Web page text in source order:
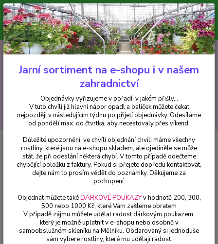
Minimální hodnota pro odeslání z e-shopu je 300 Kč.
V tuto chvíli již hlavní nápor objednávek opadl a balíček můžete čekat
nejpozději v následujícím týdnu po přijetí objednávky. Objednávky
vyřizujeme v pořadí, v jakém přišly...
CZK
Hledat
+420 602 223 614 0ks
za0 Kč
Pelargonie
Pelergónium peltátum Apricot (Apricot muškát převislý)
- cena na prodejně
Pelergónium peltátum Apricot
(Apricot muškát převislý) - cena
na prodejně
Jarní sortiment na e-shopu i v našem
zahradnictví
Objednávky vyřizujeme v pořadí, v jakém přišly...
V tuto chvíli již hlavní nápor opadl a balíček můžete čekat
nejpozději v následujícím týdnu po přijetí objednávky. Odesíláme
od pondělí max. do čtvrtka, aby necestovaly přes víkend.
Důležité upozornění: ve chvíli objednání chvíli máme všechny
rostliny, které jsou na e-shopu skladem, ale ojediněle se může
stát, že při odeslání některá chybí. V tomto případě odečteme
chybějící položku z faktury. Pokud si přejete dopředu kontaktovat,
dejte nám to prosím vědět do poznámky. Děkujeme za
pochopení.
Objednat můžete takéDÁRKOVÉ POUKAZYv hodnotě 200, 300,
500 nebo 1000 Kč, které Vám zašleme obratem
V případě zájmu můžete udělat radost dárkovým poukazem,
který je možné uplatnit v e-shopu nebo osobně v
samoobslužném skleníku na Mělníku. Obdarovaný si jednoduše
sám vybere rostliny, které mu udělají radost.